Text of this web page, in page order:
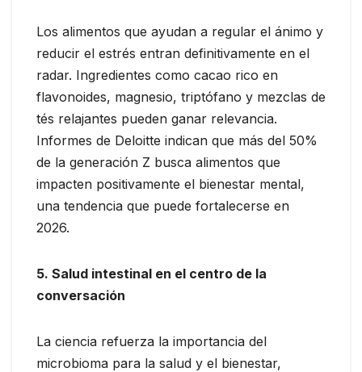
Los alimentos que ayudan a regular el ánimo y
reducir el estrés entran definitivamente en el
radar. Ingredientes como cacao rico en
flavonoides, magnesio, triptófano y mezclas de
tés relajantes pueden ganar relevancia.
Informes de Deloitte indican que más del 50%
de la generación Z busca alimentos que
impacten positivamente el bienestar mental,
una tendencia que puede fortalecerse en
2026.
5. Salud intestinal en el centro de la
conversación
La ciencia refuerza la importancia del
microbioma para la salud y el bienestar,